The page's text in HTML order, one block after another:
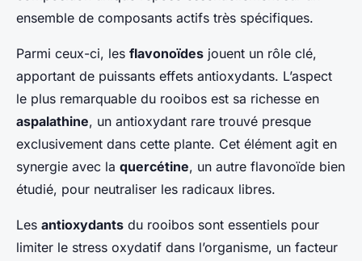
ensemble de composants actifs très spécifiques.
Parmi ceux-ci, les flavonoïdes jouent un rôle clé,
apportant de puissants effets antioxydants. L’aspect
le plus remarquable du rooibos est sa richesse en
aspalathine, un antioxydant rare trouvé presque
exclusivement dans cette plante. Cet élément agit en
synergie avec la quercétine, un autre flavonoïde bien
étudié, pour neutraliser les radicaux libres.
Les antioxydants du rooibos sont essentiels pour
limiter le stress oxydatif dans l’organisme, un facteur